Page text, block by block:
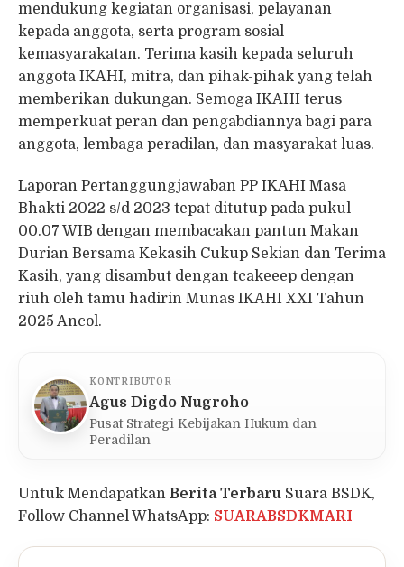
mendukung kegiatan organisasi, pelayanan
kepada anggota, serta program sosial
kemasyarakatan. Terima kasih kepada seluruh
anggota IKAHI, mitra, dan pihak-pihak yang telah
memberikan dukungan. Semoga IKAHI terus
memperkuat peran dan pengabdiannya bagi para
anggota, lembaga peradilan, dan masyarakat luas.
Laporan Pertanggungjawaban PP IKAHI Masa
Bhakti 2022 s/d 2023 tepat ditutup pada pukul
00.07 WIB dengan membacakan pantun Makan
Durian Bersama Kekasih Cukup Sekian dan Terima
Kasih, yang disambut dengan tcakeeep dengan
riuh oleh tamu hadirin Munas IKAHI XXI Tahun
2025 Ancol.
KONTRIBUTOR
Agus Digdo Nugroho
Pusat Strategi Kebijakan Hukum dan
Peradilan
Untuk Mendapatkan Berita Terbaru Suara BSDK,
Follow Channel WhatsApp: SUARABSDKMARI